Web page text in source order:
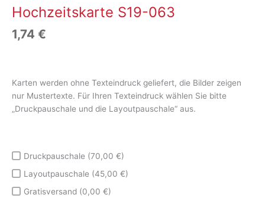
Hochzeitskarte S19-063
1,74 €
Karten werden ohne Texteindruck geliefert, die Bilder zeigen
nur Mustertexte. Für Ihren Texteindruck wählen Sie bitte
„Druckpauschale und die Layoutpauschale“ aus.
Druckpauschale (70,00 €)
Layoutpauschale (45,00 €)
Gratisversand (0,00 €)